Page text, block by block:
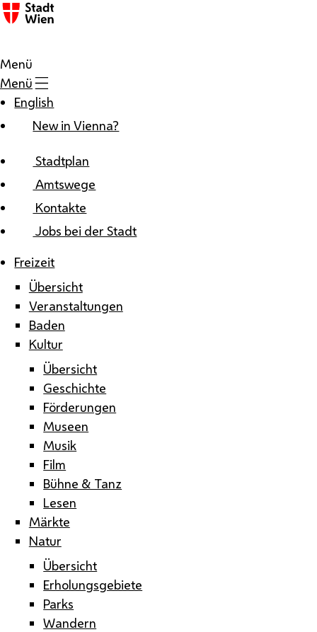
Zum Inhalt
Menü
Menü
English
New in Vienna?
Stadtplan
Amtswege
Kontakte
Jobs bei der Stadt
Freizeit
Übersicht
Veranstaltungen
Baden
Kultur
Übersicht
Geschichte
Förderungen
Museen
Musik
Film
Bühne & Tanz
Lesen
Märkte
Natur
Übersicht
Erholungsgebiete
Parks
Wandern